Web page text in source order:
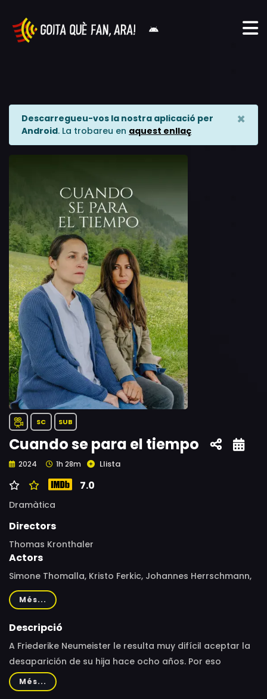
Descarregueu-vos la nostra aplicació per
Android. La trobareu en aquest enllaç
×
SC SUB
Cuando se para el tiempo
2024 1h 28m Llista
7.0
Dramàtica
Directors
Thomas Kronthaler
Actors
Simone Thomalla, Kristo Ferkic, Johannes Herrschmann,
Julia Willecke, Jan Sosniok, Barbara Romaner, Valentin
Just, Gerd Anthoff, Hanna Binke, Levin Henning
Més...
Descripció
A Friederike Neumeister le resulta muy difícil aceptar la
desaparición de su hija hace ocho años. Por eso
todavía celebra cada año el cumpleaños de la
desaparecida Marie con su hijo Theo. Pero ese mismo
Més...